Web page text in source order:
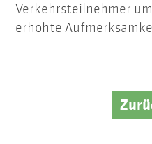
Verkehrsteilnehmer
erhöhte